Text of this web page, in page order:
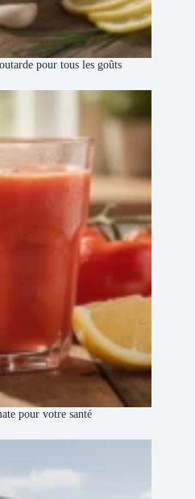
pour tous les goûts
pour votre santé